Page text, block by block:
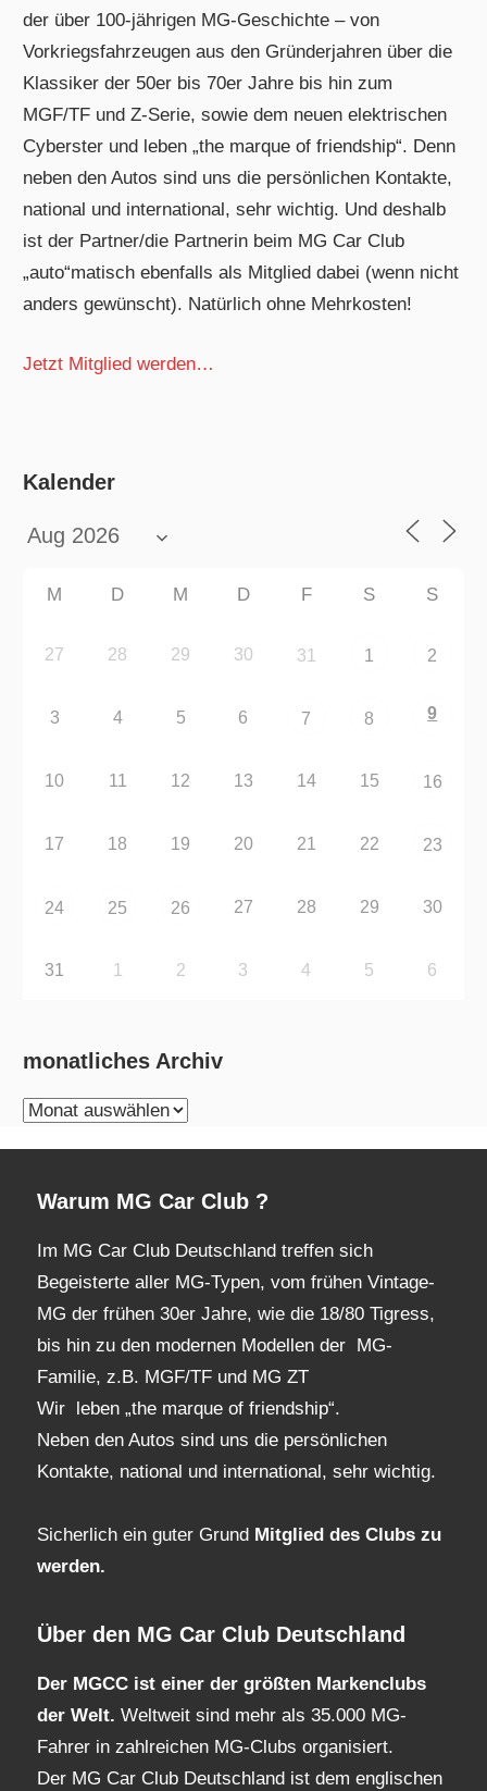
der über 100-jährigen MG-Geschichte – von
Vorkriegsfahrzeugen aus den Gründerjahren über die
Klassiker der 50er bis 70er Jahre bis hin zum
MGF/TF und Z-Serie, sowie dem neuen elektrischen
Cyberster und leben „the marque of friendship“. Denn
neben den Autos sind uns die persönlichen Kontakte,
national und international, sehr wichtig. Und deshalb
ist der Partner/die Partnerin beim MG Car Club
„auto“matisch ebenfalls als Mitglied dabei (wenn nicht
anders gewünscht). Natürlich ohne Mehrkosten!
Jetzt Mitglied werden…
Kalender
M D M D F S S
27 28 29 30 31 1 2
3 4 5 6 7 8 9
10 11 12 13 14 15 16
17 18 19 20 21 22 23
24 25 26 27 28 29 30
31 1 2 3 4 5 6
monatliches Archiv
monatliches
Warum MG Car Club ?
Im MG Car Club Deutschland treffen sich
Begeisterte aller MG-Typen, vom frühen Vintage-
MG der frühen 30er Jahre, wie die 18/80 Tigress,
bis hin zu den modernen Modellen der MG-
Familie, z.B. MGF/TF und MG ZT
Wir leben „the marque of friendship“.
Neben den Autos sind uns die persönlichen
Kontakte, national und international, sehr wichtig.
Sicherlich ein guter Grund Mitglied des Clubs zu
werden.
Über den MG Car Club Deutschland
Der MGCC ist einer der größten Markenclubs
der Welt. Weltweit sind mehr als 35.000 MG-
Fahrer in zahlreichen MG-Clubs organisiert.
Der MG Car Club Deutschland ist dem englischen